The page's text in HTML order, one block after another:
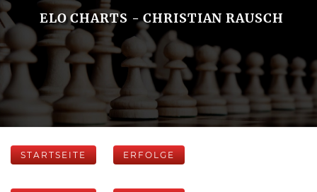
ELO CHARTS - CHRISTIAN RAUSCH
STARTSEITE ERFOLGE